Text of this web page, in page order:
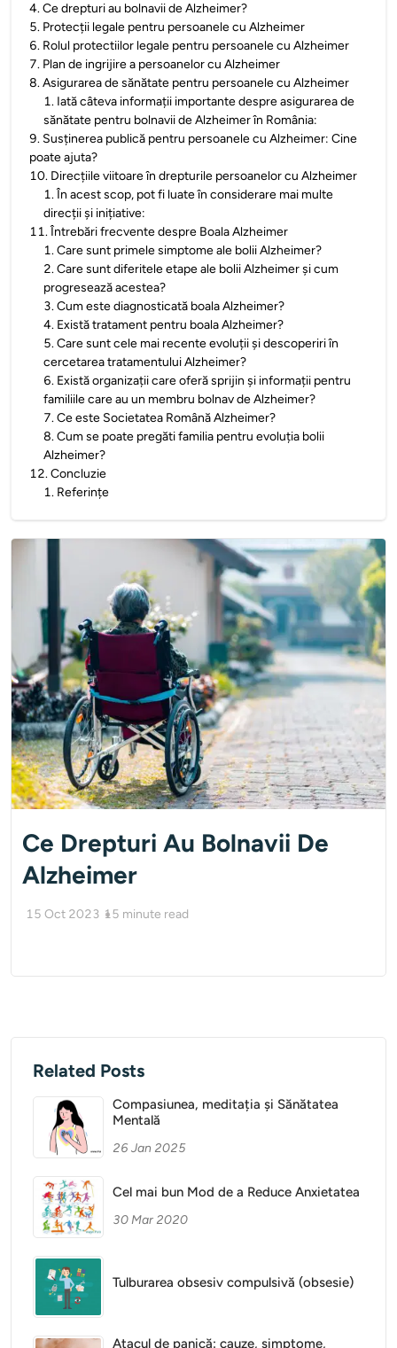
4.Ce drepturi au bolnavii de Alzheimer?
5. Protecții legale pentru persoanele cu Alzheimer
6. Rolul protectiilor legale pentru persoanele cu Alzheimer
7. Plan de ingrijire a persoanelor cu Alzheimer
8.Asigurarea de sănătate pentru persoanele cu Alzheimer
1. Iată câteva informații importante despre asigurarea de
sănătate pentru bolnavii de Alzheimer în România:
9. Susținerea publică pentru persoanele cu Alzheimer: Cine
poate ajuta?
10. Direcțiile viitoare în drepturile persoanelor cu Alzheimer
1.În acest scop, pot fi luate în considerare mai multe
direcții și inițiative:
11.Întrebări frecvente despre Boala Alzheimer
1.Care sunt primele simptome ale bolii Alzheimer?
2.Care sunt diferitele etape ale bolii Alzheimer și cum
progresează acestea?
3.Cum este diagnosticată boala Alzheimer?
4. Există tratament pentru boala Alzheimer?
5.Care sunt cele mai recente evoluții și descoperiri în
cercetarea tratamentului Alzheimer?
6. Există organizații care oferă sprijin și informații pentru
familiile care au un membru bolnav de Alzheimer?
7.Ce este Societatea Română Alzheimer?
8.Cum se poate pregăti familia pentru evoluția bolii
Alzheimer?
12.Concluzie
1. Referințe
Ce Drepturi Au Bolnavii De
Alzheimer
15 Oct 2023 15 minute read
Related Posts
Compasiunea, meditația și Sănătatea
Mentală
26 Jan 2025
Cel mai bun Mod de a Reduce Anxietatea
30 Mar 2020
Tulburarea obsesiv compulsivă (obsesie)
Atacul de panică: cauze, simptome,